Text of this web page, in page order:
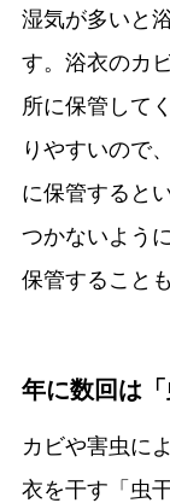
湿気が多いと
す。浴衣のカ
所に保管して
りやすいので
に保管すると
つかないよう
保管すること
年に数回は
カビや害虫に
衣を干す「虫